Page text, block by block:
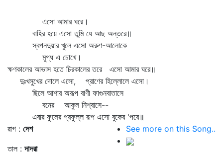
এসো আমার ঘরে।
বাহির হয়ে এসো তুমি যে আছ অন্তরে॥
স্বপনদুয়ার খুলে এসো অরুণ-আলোকে
মুগ্ধ এ চোখে।
ক্ষণকালের আভাস হতে চিরকালের তরে এসো আমার ঘরে॥
দুঃখসুখের দোলে এসো, প্রাণের হিল্লোলে এসো।
ছিলে আশার অরূপ বাণী ফাগুনবাতাসে
বনের আকুল নিশ্বাসে--
এবার ফুলের প্রফুল্ল রূপ এসো বুকের 'পরে॥
রাগ : দেশ
তাল :দাদরা
See more on this Song..